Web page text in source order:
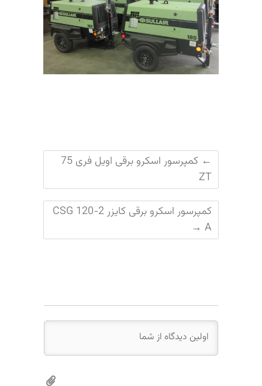
←
کمپرسور اسکرو برقی اویل فری 75
ZT
کمپرسور اسکرو برقی کایزر CSG 120-2
A
→